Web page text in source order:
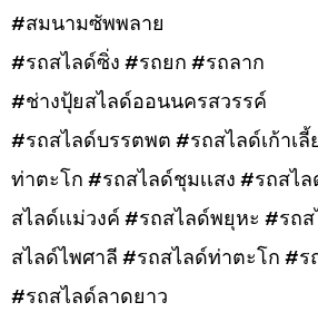
#สมนามซัพพลาย
#รถสไลด์ซิ่ง #รถยก #รถลาก
#ช่างปุ้ยสไลด์ออนนครสวรรค์
#รถสไลด์บรรตพต #รถสไลด์เก้าเ
ท่าตะโก #รถสไลด์ชุมเเสง #รถสไ
สไลด์เเม่วงค์ #รถสไลด์พยุหะ #รถ
สไลด์ไพศาลี #รถสไลด์ท่าตะโก #ร
#รถสไลด์ลาดยาว